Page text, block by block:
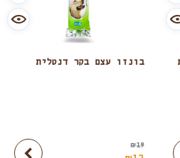
בונזו עצם בקר דנטלית
₪19